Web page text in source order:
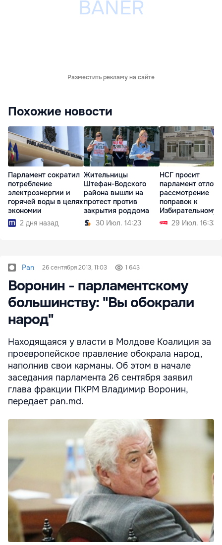
Разместить рекламу на сайте
Похожие новости
Парламент сократил
потребление
электроэнергии и
горячей воды в целях
экономии
2 дня назад
Жительницы
Штефан-Водского
района вышли на
протест против
закрытия роддома
30 Июл. 14:23
НСГ просит
парламент
рассмотрение
поправок к
Избирательному
кодексу
29 Июл. 16:33
Pan 26 сентября 2013, 11:03 1 643
Воронин - парламентскому
большинству: "Вы обокрали
народ"
Находящаяся у власти в Молдове Коалиция за
проевропейское правление обокрала народ,
наполнив свои карманы. Об этом в начале
заседания парламента 26 сентября заявил
глава фракции ПКРМ Владимир Воронин,
передает pan.md.